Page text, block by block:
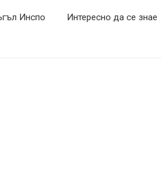
Инспо Интересно да се знае